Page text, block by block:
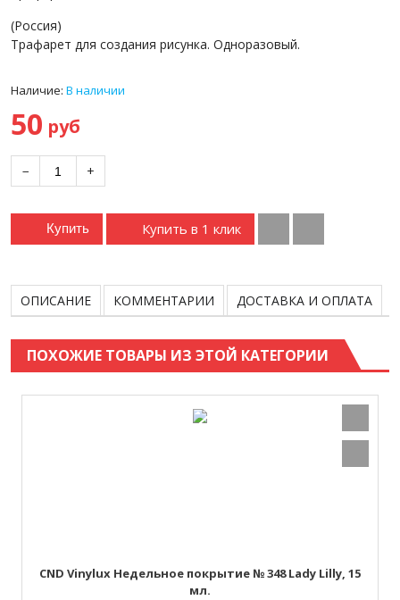
(Россия)
Трафарет для создания рисунка. Одноразовый.
Наличие: В наличии
50 руб
− +
Купить Купить в 1 клик
ОПИСАНИЕ КОММЕНТАРИИ ДОСТАВКА И ОПЛАТА
ПОХОЖИЕ ТОВАРЫ ИЗ ЭТОЙ КАТЕГОРИИ
CND Vinylux Недельное покрытие № 348 Lady Lilly, 15
мл.